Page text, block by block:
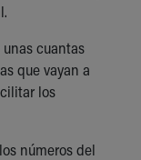
cuantas
que vayan a
los
números del